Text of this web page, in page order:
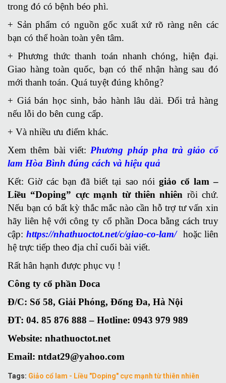
trong đó có bệnh béo phì.
+ Sản phẩm có nguồn gốc xuất xứ rõ ràng nên các
bạn có thể hoàn toàn yên tâm.
+ Phương thức thanh toán nhanh chóng, hiện đại.
Giao hàng toàn quốc, bạn có thể nhận hàng sau đó
mới thanh toán. Quá tuyệt đúng không?
+ Giá bán học sinh, bảo hành lâu dài. Đổi trả hàng
nếu lỗi do bên cung cấp.
+ Và nhiều ưu điểm khác.
Xem thêm bài viết:Phương pháp pha trà giảo cổ
lam Hòa Bình đúng cách và hiệu quả
Kết: Giờ các bạn đã biết tại sao nóigiảo cổ lam –
Liều “Doping” cực mạnh từ thiên nhiên rồi chứ.
Nếu bạn có bất kỳ thắc mắc nào cần hỗ trợ tư vấn xin
hãy liên hệ với công ty cổ phần Doca bằng cách truy
cập:https://nhathuoctot.net/c/giao-co-lam/hoặc liên
hệ trực tiếp theo địa chỉ cuối bài viết.
Rất hân hạnh được phục vụ !
Công ty cổ phần Doca
Đ/C: Số 58, Giải Phóng, Đống Đa, Hà Nội
ĐT: 04. 85 876 888 – Hotline: 0943 979 989
Website: nhathuoctot.net
Email: ntdat29@yahoo.com
Tags: Giảo cổ lam - Liều "Doping" cực mạnh từ thiên nhiên